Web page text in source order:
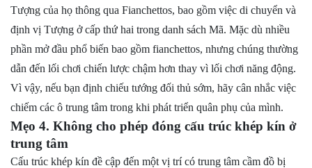
Tượng của họ thông qua Fianchettos, bao gồm việc di chuyển và
định vị Tượng ở cấp thứ hai trong danh sách Mã. Mặc dù nhiều
phần mở đầu phổ biến bao gồm fianchettos, nhưng chúng thường
dẫn đến lối chơi chiến lược chậm hơn thay vì lối chơi năng động.
Vì vậy, nếu bạn định chiếu tướng đối thủ sớm, hãy cân nhắc việc
chiếm các ô trung tâm trong khi phát triển quân phụ của mình.
Mẹo 4. Không cho phép đóng cấu trúc khép kín ở
trung tâm
Cấu trúc khép kín đề cập đến một vị trí có trung tâm cầm đồ bị